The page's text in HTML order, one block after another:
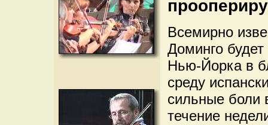
Всемирно
Доминго
Нью-Йорка в
среду
сильные боли
течение